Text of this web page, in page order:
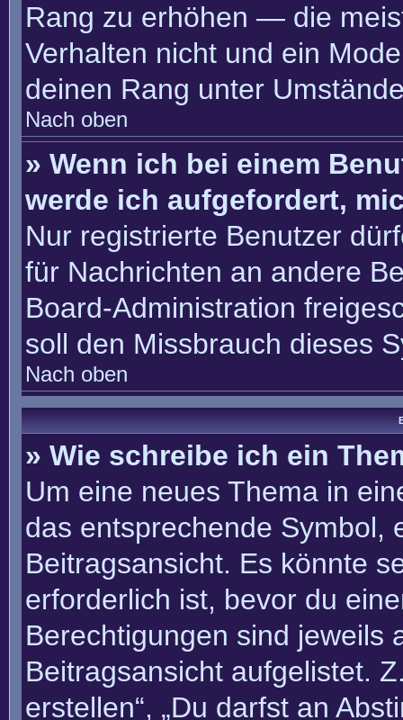
Rang zu erhöhen — die
Verhalten nicht und ein
deinen Rang unter
Nach oben
» Wenn ich bei einem
werde ich aufgefordert,
Nur registrierte Benutzer
für Nachrichten an andere
Board-Administration
soll den Missbrauch dieses
Nach oben
» Wie schreibe ich ein
Um eine neues Thema in
das entsprechende Symbol,
Beitragsansicht. Es könnte
erforderlich ist, bevor du
Berechtigungen sind jeweils
Beitragsansicht aufgelistet.
erstellen“, „Du darfst an